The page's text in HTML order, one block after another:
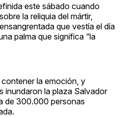
este sábado cuando
la reliquia del mártir,
que vestía el día
palma que significa “la
la emoción, y
inundaron la plaza Salvador
de 300.000 personas